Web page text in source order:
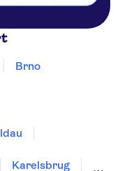
Brno
Karelsbrug